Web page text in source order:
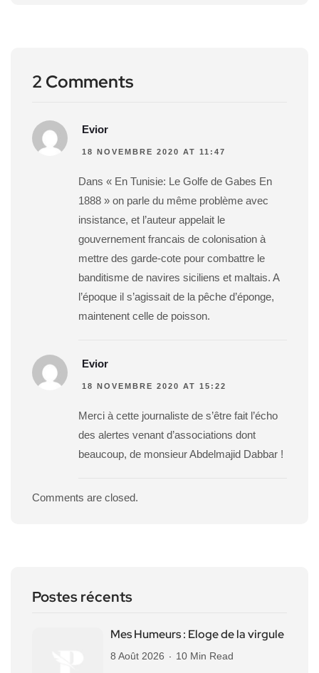
2 Comments
Evior
18 NOVEMBRE 2020 AT 11:47
Dans « En Tunisie: Le Golfe de Gabes En
1888 » on parle du même problème avec
insistance, et l’auteur appelait le
gouvernement francais de colonisation à
mettre des garde-cote pour combattre le
banditisme de navires siciliens et maltais. A
l’époque il s’agissait de la pêche d’éponge,
maintenent celle de poisson.
Evior
18 NOVEMBRE 2020 AT 15:22
Merci à cette journaliste de s’être fait l’écho
des alertes venant d’associations dont
beaucoup, de monsieur Abdelmajid Dabbar !
Comments are closed.
Postes récents
Mes Humeurs : Eloge de la virgule
8 Août 2026 10 Min Read